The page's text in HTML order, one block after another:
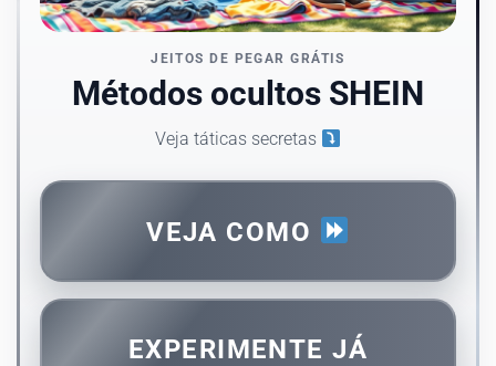
JEITOS DE PEGAR GRÁTIS
Métodos ocultos SHEIN
Veja táticas secretas
VEJA COMO
EXPERIMENTE JÁ